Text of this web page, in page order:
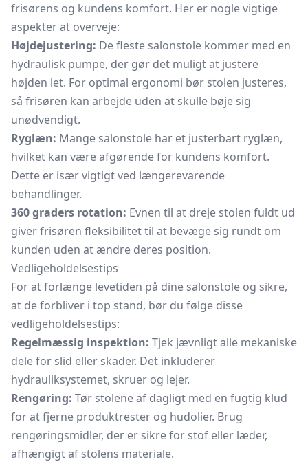
frisørens og kundens komfort. Her er nogle vigtige
aspekter at overveje:
Højdejustering: De fleste salonstole kommer med en
hydraulisk pumpe, der gør det muligt at justere
højden let. For optimal ergonomi bør stolen justeres,
så frisøren kan arbejde uden at skulle bøje sig
unødvendigt.
Ryglæn: Mange salonstole har et justerbart ryglæn,
hvilket kan være afgørende for kundens komfort.
Dette er især vigtigt ved længerevarende
behandlinger.
360 graders rotation: Evnen til at dreje stolen fuldt ud
giver frisøren fleksibilitet til at bevæge sig rundt om
kunden uden at ændre deres position.
Vedligeholdelsestips
For at forlænge levetiden på dine salonstole og sikre,
at de forbliver i top stand, bør du følge disse
vedligeholdelsestips:
Regelmæssig inspektion: Tjek jævnligt alle mekaniske
dele for slid eller skader. Det inkluderer
hydrauliksystemet, skruer og lejer.
Rengøring: Tør stolene af dagligt med en fugtig klud
for at fjerne produktrester og hudolier. Brug
rengøringsmidler, der er sikre for stof eller læder,
afhængigt af stolens materiale.